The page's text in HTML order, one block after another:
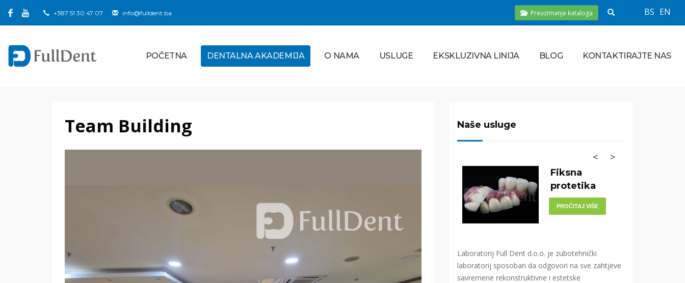
BS EN
+387 51 30 47 07 info@fulldent.ba Preuzimanje kataloga
POČETNA DENTALNA AKADEMIJA O NAMA USLUGE EKSKLUZIVNA LINIJA BLOG KONTAKTIRAJTE NAS
Team Building Naše usluge
< >
Fiksna
protetika
PROČITAJ VIŠE
3D printanje -
Laboratorij Full Dent d.o.o. je zubotehnički
laboratorij sposoban da odgovori na sve zahtjeve
savremene rekonstruktivne i estetske